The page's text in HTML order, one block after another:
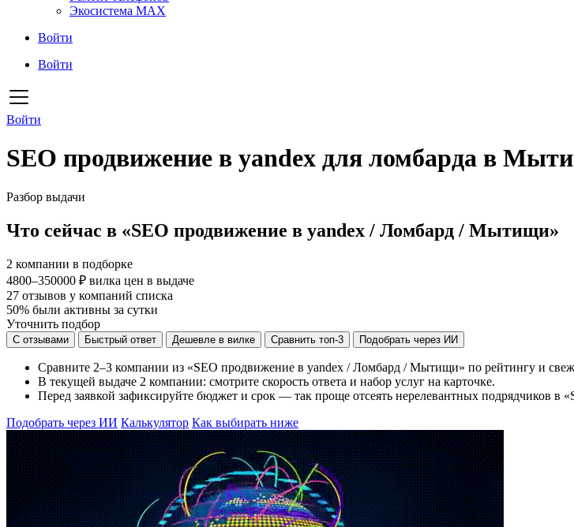
Экосистема MAX
Войти
Войти
Войти
SEO продвижение в yandex для ломбарда в
Разбор выдачи
Что сейчас в «SEO продвижение в yandex / Ломбард / Мытищи»
2 компании в подборке
4800–350000 ₽ вилка цен в выдаче
27 отзывов у компаний списка
50% были активны за сутки
Уточнить подбор
С отзывами Быстрый ответ Дешевле в вилке Сравнить топ-3 Подобрать через ИИ
Сравните 2–3 компании из «SEO продвижение в yandex / Ломбард / Мытищи» по рейтингу и
В текущей выдаче 2 компании: смотрите скорость ответа и набор услуг на карточке.
Перед заявкой зафиксируйте бюджет и срок — так проще отсеять нерелевантных подрядчиков
Подобрать через ИИ Калькулятор Как выбирать ниже